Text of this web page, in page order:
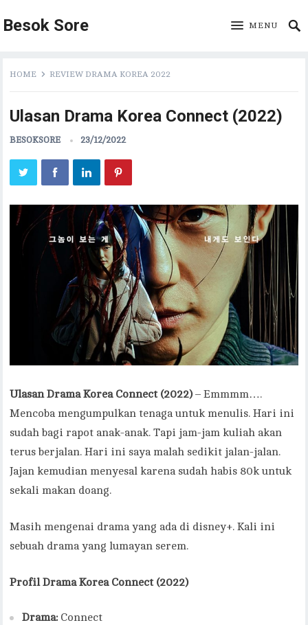
Besok Sore MENU
HOME REVIEW DRAMA KOREA 2022
Ulasan Drama Korea Connect (2022)
BESOKSORE 23/12/2022
Ulasan Drama Korea Connect (2022)– Emmmm….
Mencoba mengumpulkan tenaga untuk menulis. Hari ini
sudah bagi rapot anak-anak. Tapi jam-jam kuliah akan
terus berjalan. Hari ini saya malah sedikit jalan-jalan.
Jajan kemudian menyesal karena sudah habis 80k untuk
sekali makan doang.
Masih mengenai drama yang ada di disney+. Kali ini
sebuah drama yang lumayan serem.
Profil Drama Korea Connect (2022)
Drama:Connect